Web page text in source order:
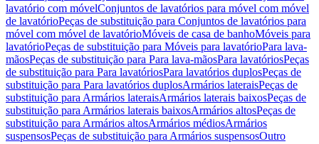
lavatório com móvelConjuntos de lavatórios para móvel com móvel
de lavatórioPeças de substituição para Conjuntos de lavatórios para
móvel com móvel de lavatórioMóveis de casa de banhoMóveis para
lavatórioPeças de substituição para Móveis para lavatórioPara lava-
mãosPeças de substituição para Para lava-mãosPara lavatóriosPeças
de substituição para Para lavatóriosPara lavatórios duplosPeças de
substituição para Para lavatórios duplosArmários lateraisPeças de
substituição para Armários lateraisArmários laterais baixosPeças de
substituição para Armários laterais baixosArmários altosPeças de
substituição para Armários altosArmários médiosArmários
suspensosPeças de substituição para Armários suspensosOutro